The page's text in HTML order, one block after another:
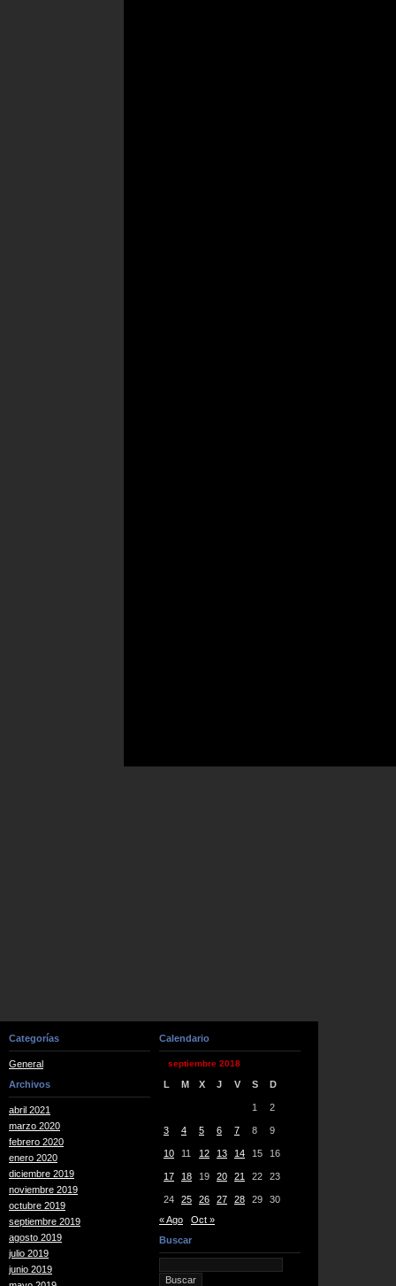
Categorías
General
Archivos
abril 2021
marzo 2020
febrero 2020
enero 2020
diciembre 2019
noviembre 2019
octubre 2019
septiembre 2019
agosto 2019
julio 2019
junio 2019
Calendario
septiembre 2018
L M X J V S D
1 2
3 4 5 6 7 8 9
10 11 12 13 14 15 16
17 18 19 20 21 22 23
24 25 26 27 28 29
30
« Ago
Oct »
Buscar